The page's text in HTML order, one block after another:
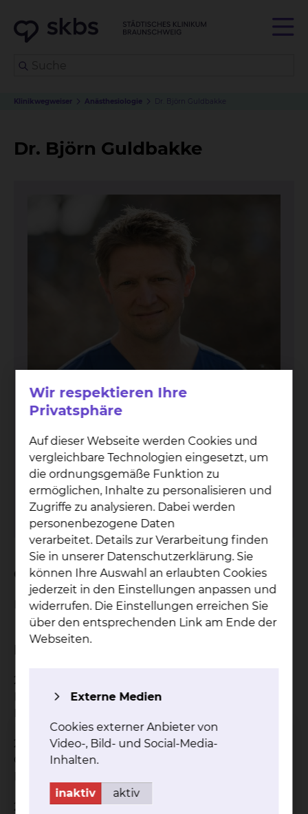
Klinikwegweiser Anästhesiologie Dr. Björn Guldbakke
Dr. Björn Guldbakke
Dr. Björn Guld­bak­ke
Fichtengrund 1, 38126 Braunschweig
Tel.:+49 531 595 2869
Per E-Mail kontaktieren
Geburtsort
Braunschweig
2018
Leitender Oberarzt Städtisches Klinikum
2009
Oberarzt Städtisches Klinikum
2008
Wir respektieren Ihre
Privatsphäre
Auf dieser Webseite werden Cookies und
vergleichbare Technologien eingesetzt, um
die ordnungsgemäße Funktion zu
ermöglichen, Inhalte zu personalisieren und
Zugriffe zu analysieren. Dabei werden
personenbezogene Daten
verarbeitet. Details zur Verarbeitung finden
Sie in unserer Datenschutzerklärung. Sie
können Ihre Auswahl an erlaubten Cookies
jederzeit in den Einstellungen anpassen und
widerrufen. Die Einstellungen erreichen Sie
über den entsprechenden Link am Ende der
Webseiten.
Externe Medien
Cookies externer Anbieter von
Video-, Bild- und Social-Media-
Inhalten.
inaktiv aktiv